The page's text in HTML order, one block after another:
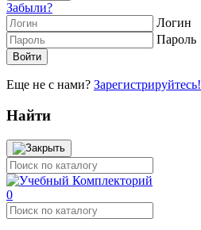
Забыли?
Логин
Пароль
Еще не с нами? Зарегистрируйтесь!
Найти
0